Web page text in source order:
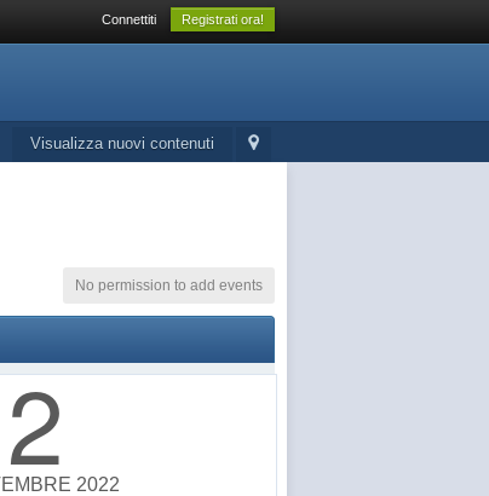
Connettiti Registrati ora!
Visualizza nuovi contenuti
No permission to add events
2022